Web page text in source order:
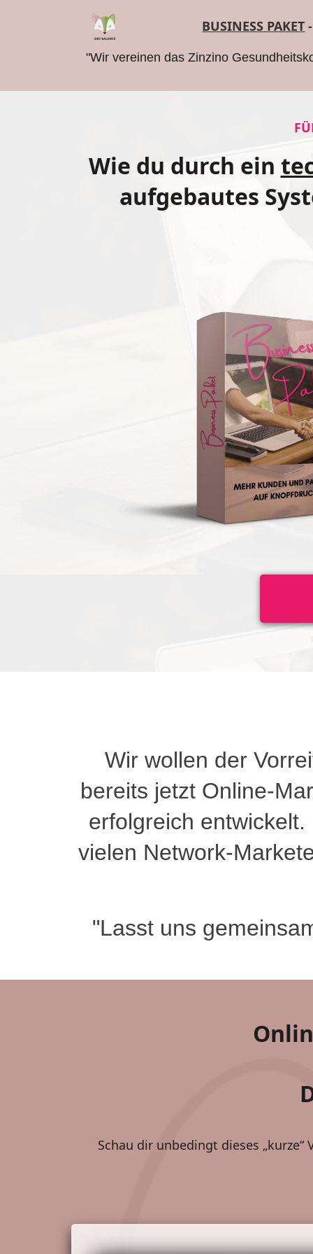
BUSINESS PAKET
"Wir vereinen das Zinzino
Wie du durch ein
aufgebautes
Wir wollen der
bereits jetzt Online-
erfolgreich
vielen Network-
"Lasst uns
Schau dir unbedingt dieses